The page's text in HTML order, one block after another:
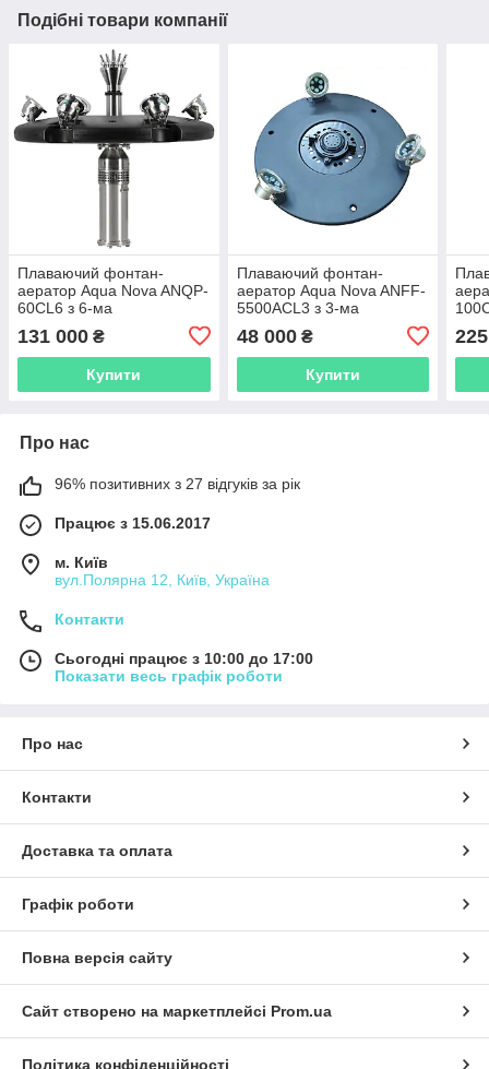
Подібні товари компанії
Плаваючий фонтан-
аератор Aqua Nova ANQP-
60CL6 з 6-ма
світильниками
131 000 ₴
Купити
Плаваючий фонтан-
аератор Aqua Nova ANFF-
5500ACL3 з 3-ма
світильниками
48 000₴
Купити
Про нас
96% позитивних з 27 відгуків за рік
Працює з 15.06.2017
м. Київ
вул.Полярна 12, Київ, Україна
Контакти
Сьогодні працює з 10:00 до 17:00
Показати весь графік роботи
Про нас
Контакти
Доставка та оплата
Графік роботи
Повна версія сайту
Сайт створено на маркетплейсі Prom.ua
Політика конфіденційності